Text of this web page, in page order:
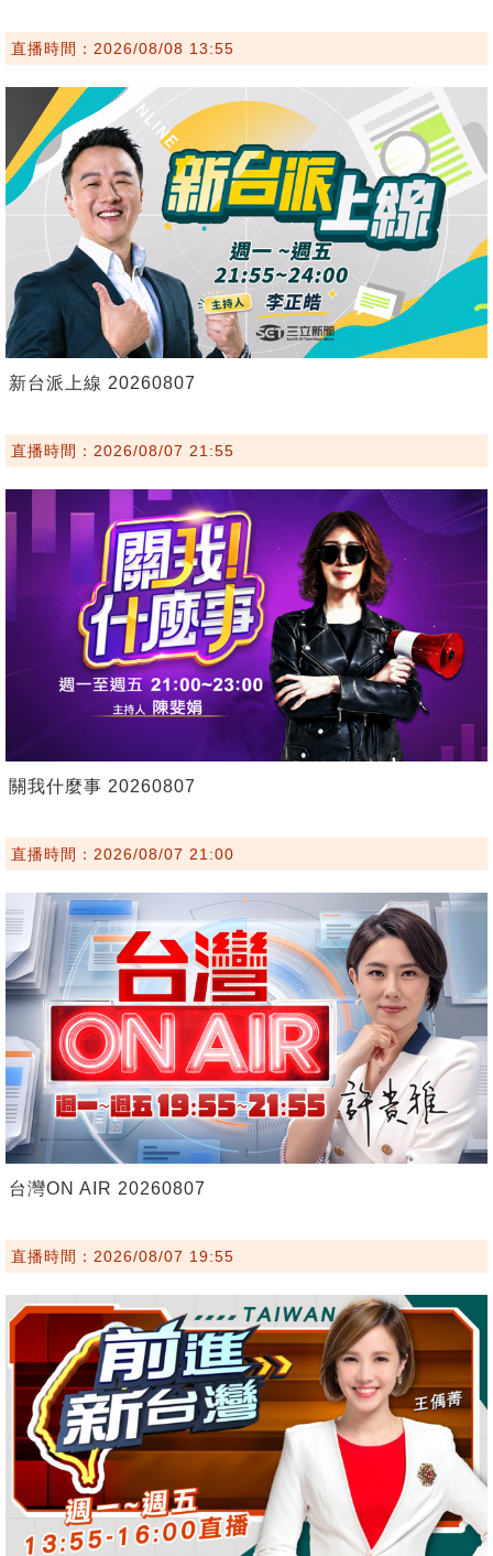
直播時間：2026/08/08 13:55
新台派上線 20260807
直播時間：2026/08/07 21:55
關我什麼事 20260807
直播時間：2026/08/07 21:00
台灣ON AIR 20260807
直播時間：2026/08/07 19:55